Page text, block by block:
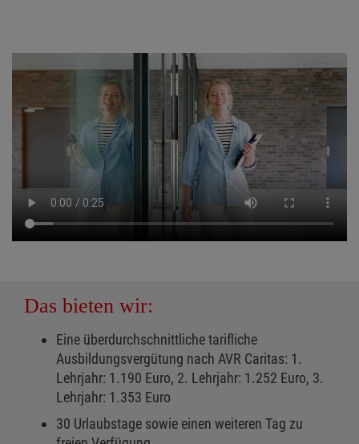
Das bieten wir:
Eine überdurchschnittliche tarifliche
Ausbildungsvergütung nach AVR Caritas: 1.
Lehrjahr: 1.190 Euro, 2. Lehrjahr: 1.252 Euro, 3.
Lehrjahr: 1.353 Euro
30 Urlaubstage sowie einen weiteren Tag zu